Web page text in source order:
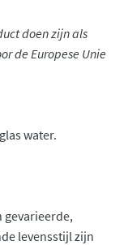
doen zijn als
de Europese Unie
water.
gevarieerde,
levensstijl zijn